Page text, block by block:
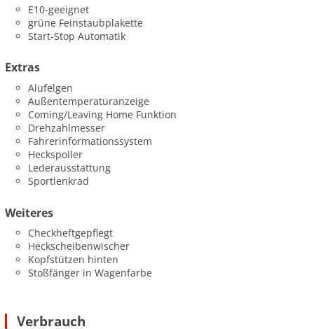
E10-geeignet
grüne Feinstaubplakette
Start-Stop Automatik
Extras
Alufelgen
Außentemperaturanzeige
Coming/Leaving Home Funktion
Drehzahlmesser
Fahrerinformationssystem
Heckspoiler
Lederausstattung
Sportlenkrad
Weiteres
Checkheftgepflegt
Heckscheibenwischer
Kopfstützen hinten
Stoßfänger in Wagenfarbe
Verbrauch